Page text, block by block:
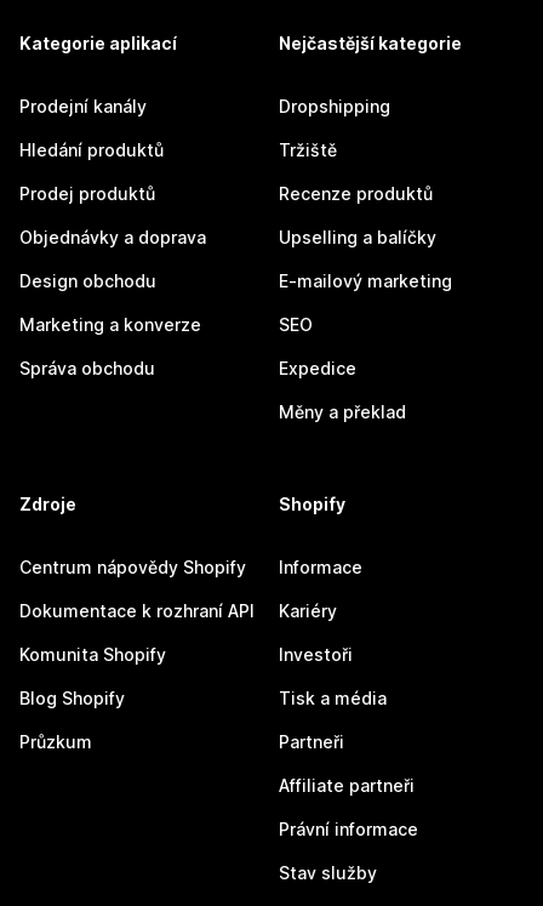
Kategorie aplikací
Prodejní kanály
Hledání produktů
Prodej produktů
Objednávky a doprava
Design obchodu
Marketing a konverze
Správa obchodu
Nejčastější kategorie
Dropshipping
Tržiště
Recenze produktů
Upselling a balíčky
E-mailový marketing
SEO
Expedice
Měny a překlad
Zdroje
Centrum nápovědy Shopify
Dokumentace k rozhraní API
Komunita Shopify
Blog Shopify
Průzkum
Shopify
Informace
Kariéry
Investoři
Tisk a média
Partneři
Affiliate partneři
Právní informace
Stav služby